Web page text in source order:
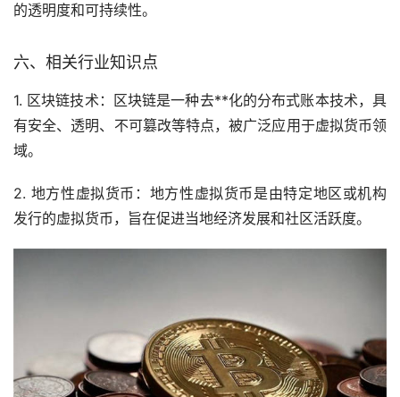
的透明度和可持续性。
六、相关行业知识点
1. 区块链技术：区块链是一种去**化的分布式账本技术，具
有安全、透明、不可篡改等特点，被广泛应用于虚拟货币领
域。
2. 地方性虚拟货币：地方性虚拟货币是由特定地区或机构
发行的虚拟货币，旨在促进当地经济发展和社区活跃度。